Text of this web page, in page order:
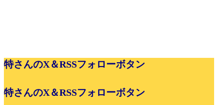
特さんのX＆RSSフォローボタン
特さんのX＆RSSフォローボタン